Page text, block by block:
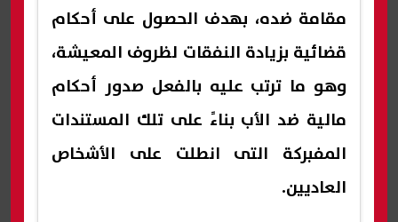
مقامة ضده، بهدف الحصول على أحكام
قضائية بزيادة النفقات لظروف المعيشة،
وهو ما ترتب عليه بالفعل صدور أحكام
مالية ضد الأب بناءً على تلك المستندات
المفبركة التى انطلت على الأشخاص
العاديين.